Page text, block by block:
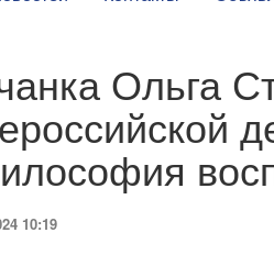
Ольга
10:19